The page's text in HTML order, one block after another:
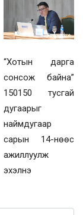
“Хотын дарга
сонсож байна”
150150 тусгай
дугаарыг
наймдугаар
сарын 14-нөөс
ажиллуулж
эхэлнэ